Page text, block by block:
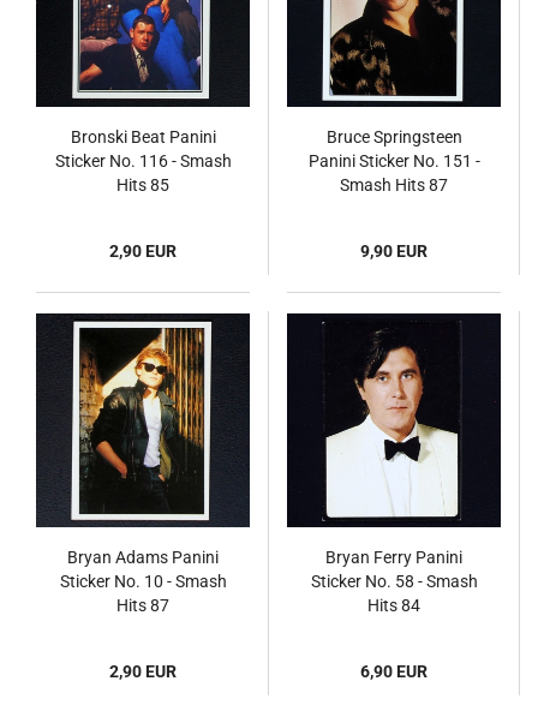
Bronski Beat Panini
Sticker No. 116 - Smash
Hits 85
2,90 EUR
Bruce Springsteen
Panini Sticker No. 151 -
Smash Hits 87
9,90 EUR
Bryan Adams Panini
Sticker No. 10 - Smash
Hits 87
2,90 EUR
Bryan Ferry Panini
Sticker No. 58 - Smash
Hits 84
6,90 EUR